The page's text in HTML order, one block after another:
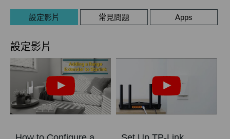
設定影片 常見問題 Apps
設定影片